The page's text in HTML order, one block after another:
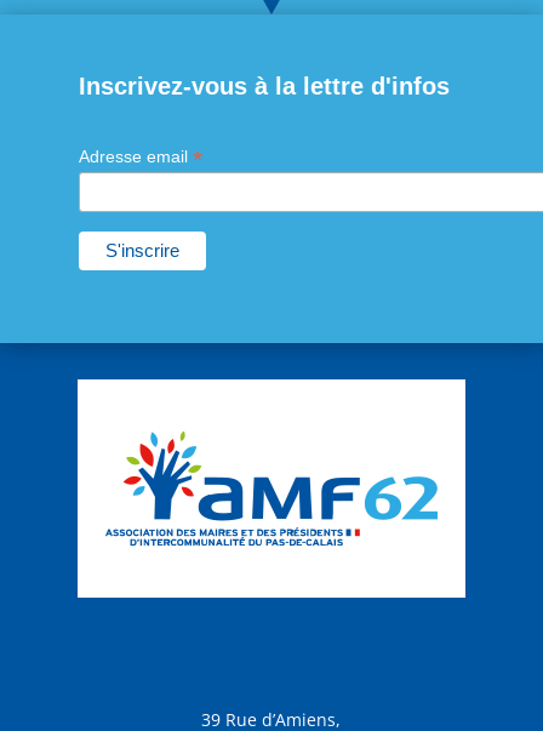
Inscrivez-vous à la lettre d'infos
Adresse email *
39 Rue d’Amiens,